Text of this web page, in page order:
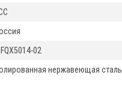
02
нержавеющая сталь